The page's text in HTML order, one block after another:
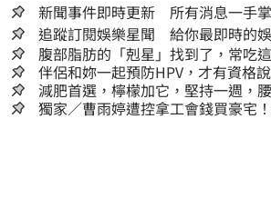
新聞事件即時更新 所有消息一手掌
追蹤訂閱娛樂星聞 給你最即時的
腹部脂肪的「剋星」找到了，常吃
囊，瘦出小蠻腰
伴侶和妳一起預防HPV，才有資格說
減肥首選，檸檬加它，堅持一週，
人生
獨家／曹雨婷遭控拿工會錢買豪宅